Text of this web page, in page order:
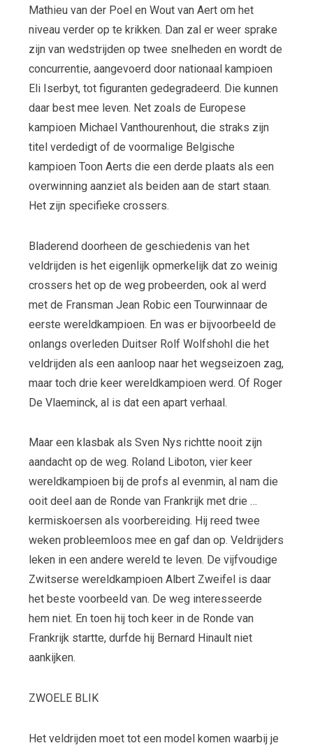
Mathieu van der Poel en Wout van Aert om het
niveau verder op te krikken. Dan zal er weer sprake
zijn van wedstrijden op twee snelheden en wordt de
concurrentie, aangevoerd door nationaal kampioen
Eli Iserbyt, tot figuranten gedegradeerd. Die kunnen
daar best mee leven. Net zoals de Europese
kampioen Michael Vanthourenhout, die straks zijn
titel verdedigt of de voormalige Belgische
kampioen Toon Aerts die een derde plaats als een
overwinning aanziet als beiden aan de start staan.
Het zijn specifieke crossers.
Bladerend doorheen de geschiedenis van het
veldrijden is het eigenlijk opmerkelijk dat zo weinig
crossers het op de weg probeerden, ook al werd
met de Fransman Jean Robic een Tourwinnaar de
eerste wereldkampioen. En was er bijvoorbeeld de
onlangs overleden Duitser Rolf Wolfshohl die het
veldrijden als een aanloop naar het wegseizoen zag,
maar toch drie keer wereldkampioen werd. Of Roger
De Vlaeminck, al is dat een apart verhaal.
Maar een klasbak als Sven Nys richtte nooit zijn
aandacht op de weg. Roland Liboton, vier keer
wereldkampioen bij de profs al evenmin, al nam die
ooit deel aan de Ronde van Frankrijk met drie …
kermiskoersen als voorbereiding. Hij reed twee
weken probleemloos mee en gaf dan op. Veldrijders
leken in een andere wereld te leven. De vijfvoudige
Zwitserse wereldkampioen Albert Zweifel is daar
het beste voorbeeld van. De weg interesseerde
hem niet. En toen hij toch keer in de Ronde van
Frankrijk startte, durfde hij Bernard Hinault niet
aankijken.
ZWOELE BLIK
Het veldrijden moet tot een model komen waarbij je